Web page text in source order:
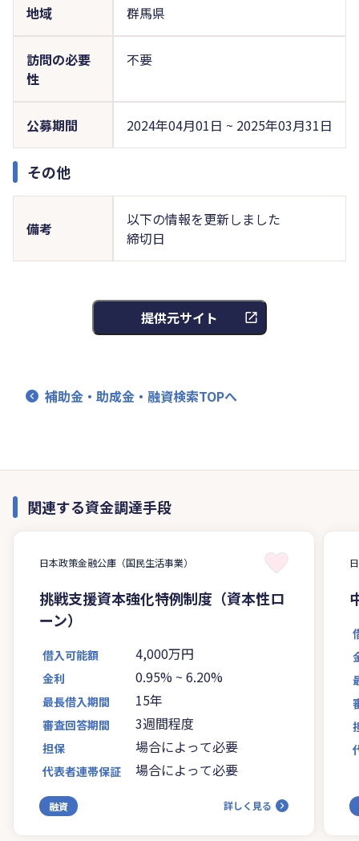
地域 群馬県
訪問の必要
性
不要
公募期間 2024年04月01日 ~ 2025年03月31日
その他
備考
以下の情報を更新しました
締切日
提供元サイト
補助金・助成金・融資検索TOPへ
関連する資金調達手段
日本政策金融公庫（国民生活事業）
挑戦支援資本強化特例制度（資本性ロ
ーン）
借入可能額 4,000万円
金利 0.95% ~ 6.20%
最長借入期間 15年
審査回答期間 3週間程度
担保 場合によって必要
代表者連帯保証 場合によって必要
融資 詳しく見る